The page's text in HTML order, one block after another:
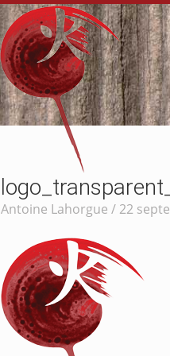
Antoine Lahorgue / 22